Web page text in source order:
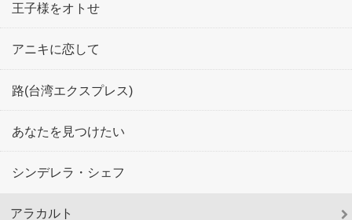
王子様をオトせ
アニキに恋して
路(台湾エクスプレス)
あなたを見つけたい
シンデレラ・シェフ
アラカルト